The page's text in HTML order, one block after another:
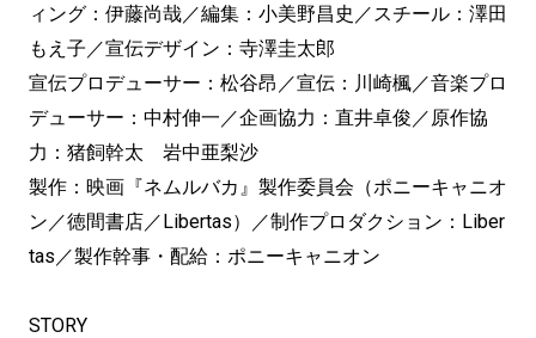
ィング：伊藤尚哉／編集：小美野昌史／スチール：澤田
もえ子／宣伝デザイン：寺澤圭太郎
宣伝プロデューサー：松谷昂／宣伝：川崎楓／音楽プロ
デューサー：中村伸一／企画協力：直井卓俊／原作協
力：猪飼幹太 岩中亜梨沙
製作：映画『ネムルバカ』製作委員会（ポニーキャニオ
ン／徳間書店／Libertas）／制作プロダクション：Liber
tas／製作幹事・配給：ポニーキャニオン
STORY